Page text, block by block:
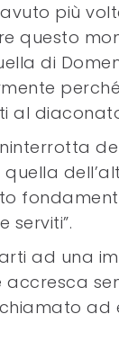
più
questo
di
al
serviti”.
ad una
accresca
ad